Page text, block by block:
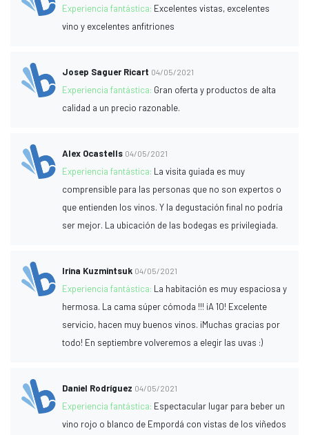
Experiencia fantástica: Excelentes vistas, excelentes
vino y excelentes anfitriones
Josep Saguer Ricart 04/05/2021
Experiencia fantástica: Gran oferta y productos de alta
calidad a un precio razonable.
Alex Ocastells 04/05/2021
Experiencia fantástica: La visita guiada es muy
comprensible para las personas que no son expertos o
que entienden los vinos. Y la degustación final no podría
ser mejor. La ubicación de las bodegas es privilegiada.
Irina Kuzmintsuk 04/05/2021
Experiencia fantástica: La habitación es muy espaciosa y
hermosa. La cama súper cómoda !!! ¡A 10! Excelente
servicio, hacen muy buenos vinos. ¡Muchas gracias por
todo! En septiembre volveremos a elegir las uvas :)
Daniel Rodríguez 04/05/2021
Experiencia fantástica: Espectacular lugar para beber un
vino rojo o blanco de Empordá con vistas de los viñedos